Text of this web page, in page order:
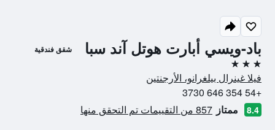
باد-ويسي أبارت هوتل آند سبا شقق فندقية
3 نجوم
فيلا غينرال بيلغرانو، الأرجنتين
+54 354 646 3730
8.4 ممتاز 857 من التقييمات تم التحقق منها